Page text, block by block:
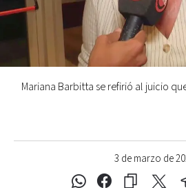
3 de marzo de
Mariana Barbitta se refirió al juicio